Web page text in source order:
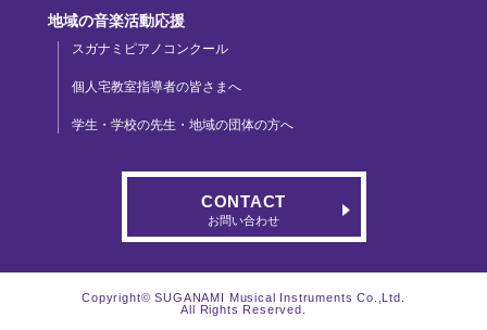
地域の音楽活動応援
スガナミピアノコンクール
個人宅教室指導者の皆さまへ
学生・学校の先生・地域の団体の方へ
CONTACT
お問い合わせ
Copyright© SUGANAMI Musical Instruments Co.,Ltd.
All Rights Reserved.